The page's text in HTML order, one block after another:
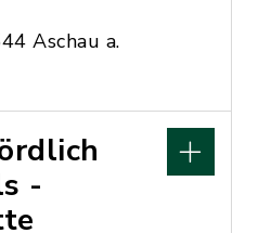
Aschau a.
-